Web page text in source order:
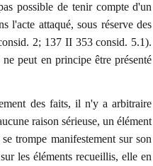
possible de tenir compte d'un
l'acte attaqué, sous réserve des
2; 137 II 353 consid. 5.1).
peut en principe être présenté
des faits, il n'y a arbitraire
raison sérieuse, un élément
trompe manifestement sur son
les éléments recueillis, elle en